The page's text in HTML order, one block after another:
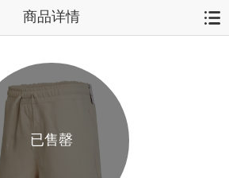
商品详情
已售罄